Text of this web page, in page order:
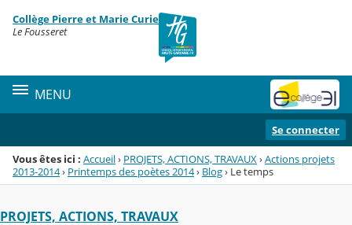
Menu de la rubrique
Contenu
Collège Pierre et Marie Curie
Le Fousseret
MENU
Se connecter
Vous êtes ici : Accueil› PROJETS, ACTIONS, TRAVAUX ›Actions projets
2013-2014› Printemps des poètes 2014› Blog› Le temps
PROJETS, ACTIONS, TRAVAUX